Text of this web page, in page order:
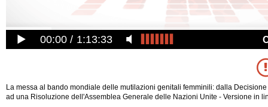
00:00 1:13:33
La messa al bando mondiale delle mutilazioni genitali femminili: dalla
ad una Risoluzione dell'Assemblea Generale delle Nazioni Unite - Versione in